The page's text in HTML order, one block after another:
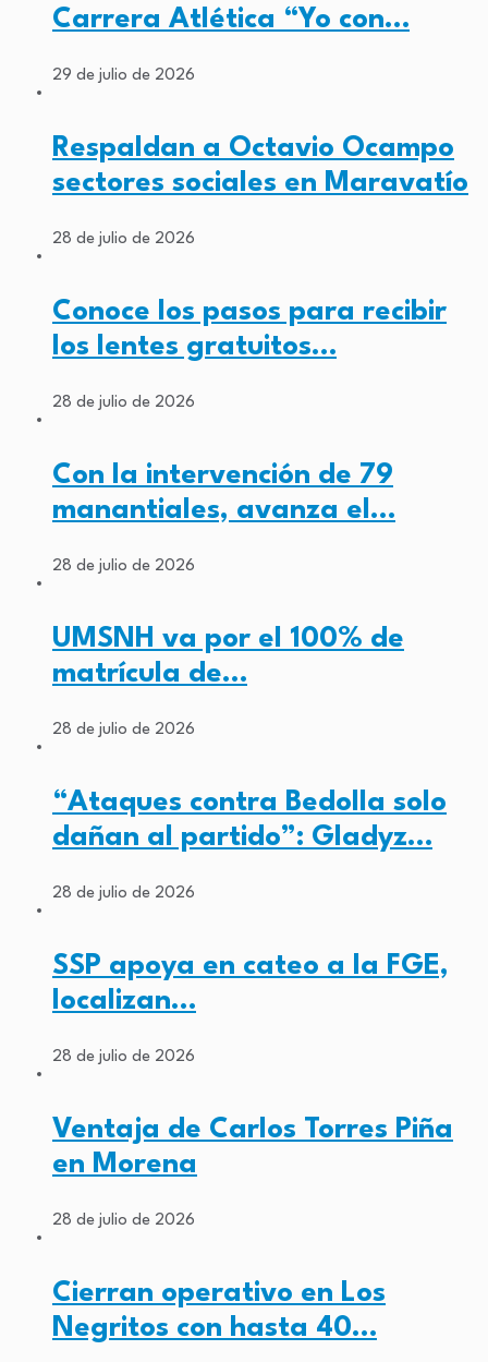
Carrera Atlética “Yo con…
29 de julio de 2026
Respaldan a Octavio Ocampo
sectores sociales en Maravatío
28 de julio de 2026
Conoce los pasos para recibir
los lentes gratuitos…
28 de julio de 2026
Con la intervención de 79
manantiales, avanza el…
28 de julio de 2026
UMSNH va por el 100% de
matrícula de…
28 de julio de 2026
“Ataques contra Bedolla solo
dañan al partido”: Gladyz…
28 de julio de 2026
SSP apoya en cateo a la FGE,
localizan…
28 de julio de 2026
Ventaja de Carlos Torres Piña
en Morena
28 de julio de 2026
Cierran operativo en Los
Negritos con hasta 40…